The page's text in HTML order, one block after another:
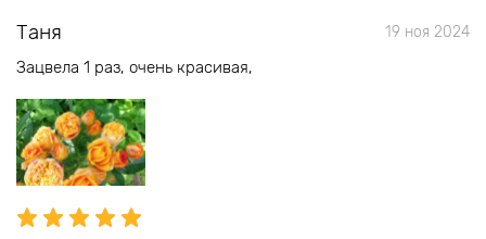
Таня 19 ноя 2024
Зацвела 1 раз, очень красивая,